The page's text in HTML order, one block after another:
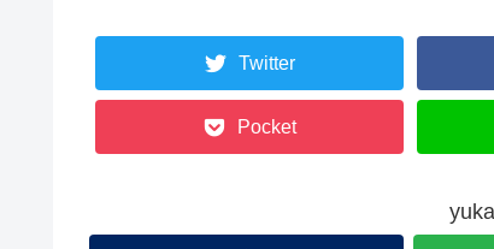
Twitter
Pocket